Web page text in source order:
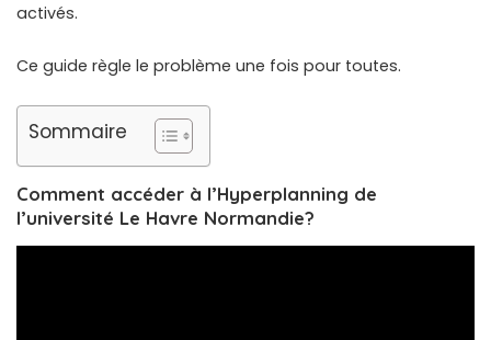
activés.
Ce guide règle le problème une fois pour toutes.
Sommaire
Comment accéder à l’Hyperplanning de
l’université Le Havre Normandie?